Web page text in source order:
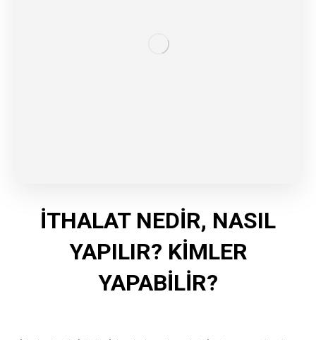
İTHALAT NEDİR, NASIL
YAPILIR? KİMLER
YAPABİLİR?